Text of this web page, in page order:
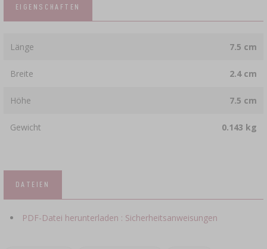
EIGENSCHAFTEN
Länge 7.5 cm
Breite 2.4 cm
Höhe 7.5 cm
Gewicht 0.143 kg
DATEIEN
PDF-Datei herunterladen : Sicherheitsanweisungen